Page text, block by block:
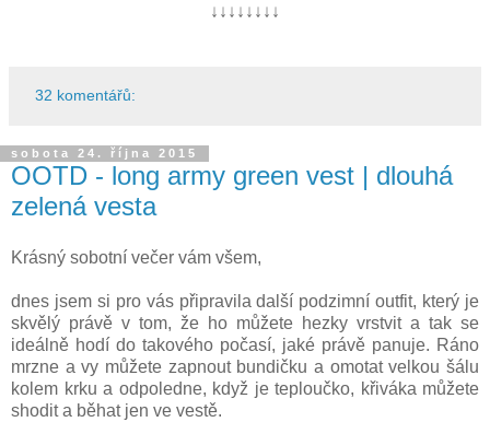
↓↓↓↓↓↓↓↓
32 komentářů:
sobota 24. října 2015
OOTD - long army green vest | dlouhá
zelená vesta
Krásný sobotní večer vám všem,
dnes jsem si pro vás připravila další podzimní outfit, který je
skvělý právě v tom, že ho můžete hezky vrstvit a tak se
ideálně hodí do takového počasí, jaké právě panuje. Ráno
mrzne a vy můžete zapnout bundičku a omotat velkou šálu
kolem krku a odpoledne, když je teploučko, křiváka můžete
shodit a běhat jen ve vestě.